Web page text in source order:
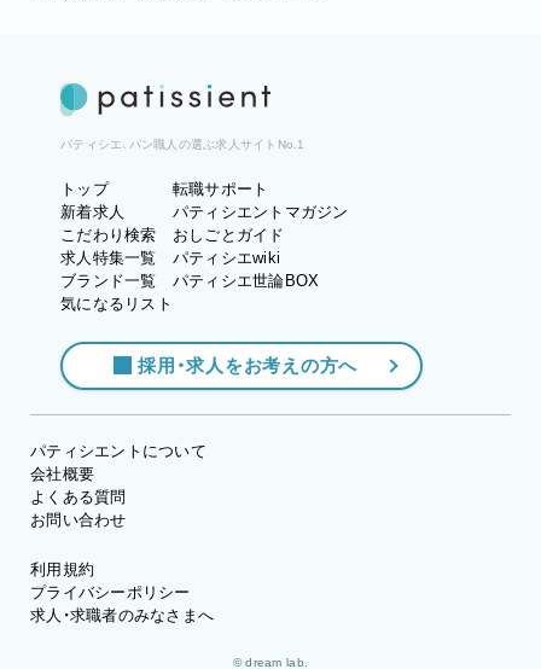
パティシエ、パン職人の選ぶ求人サイトNo.1
トップ
新着求人
こだわり検索
求人特集一覧
ブランド一覧
気になるリスト
転職サポート
パティシエントマガジン
おしごとガイド
パティシエwiki
パティシエ世論BOX
採用・求人をお考えの方へ
パティシエントについて
会社概要
よくある質問
お問い合わせ
利用規約
プライバシーポリシー
求人・求職者のみなさまへ
© dream lab.